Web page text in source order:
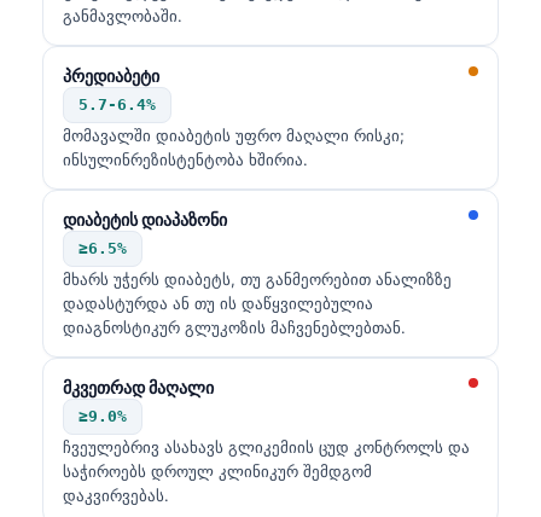
განმავლობაში.
პრედიაბეტი
5.7-6.4%
მომავალში დიაბეტის უფრო მაღალი რისკი;
ინსულინრეზისტენტობა ხშირია.
დიაბეტის დიაპაზონი
≥6.5%
მხარს უჭერს დიაბეტს, თუ განმეორებით ანალიზზე
დადასტურდა ან თუ ის დაწყვილებულია
დიაგნოსტიკურ გლუკოზის მაჩვენებლებთან.
მკვეთრად მაღალი
≥9.0%
ჩვეულებრივ ასახავს გლიკემიის ცუდ კონტროლს და
საჭიროებს დროულ კლინიკურ შემდგომ
დაკვირვებას.